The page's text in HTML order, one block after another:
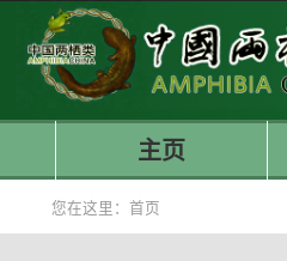
主页
您在这里：首页